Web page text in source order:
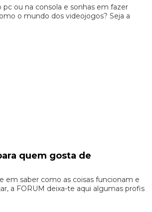
pc ou na consola e sonhas em fazer
o mundo dos videojogos? Seja a
quem gosta de
em saber como as coisas funcionam e
a FORUM deixa-te aqui algumas profis